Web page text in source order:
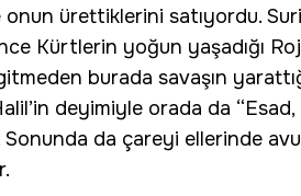
onun ürettiklerini satıyordu.
Kürtlerin yoğun yaşadığı
burada savaşın
deyimiyle orada da
Sonunda da çareyi ellerinde